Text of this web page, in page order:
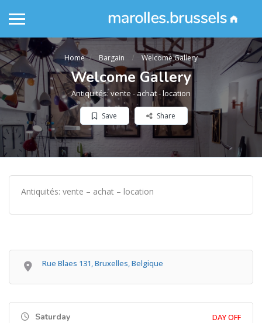
Home Bargain Welcome Gallery
Welcome Gallery
Antiquités: vente - achat - location
Save Share
Antiquités: vente – achat – location
Rue Blaes 131, Bruxelles, Belgique
Saturday DAY OFF